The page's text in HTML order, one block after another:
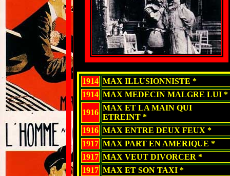
1914 MAX ILLUSIONNISTE *
1914 MAX MEDECIN MALGRE LUI *
1916
MAX ET LA MAIN QUI
ETREINT *
1916 MAX ENTRE DEUX FEUX *
1917 MAX PART EN AMERIQUE *
1917 MAX VEUT DIVORCER *
1917 MAX ET SON TAXI *